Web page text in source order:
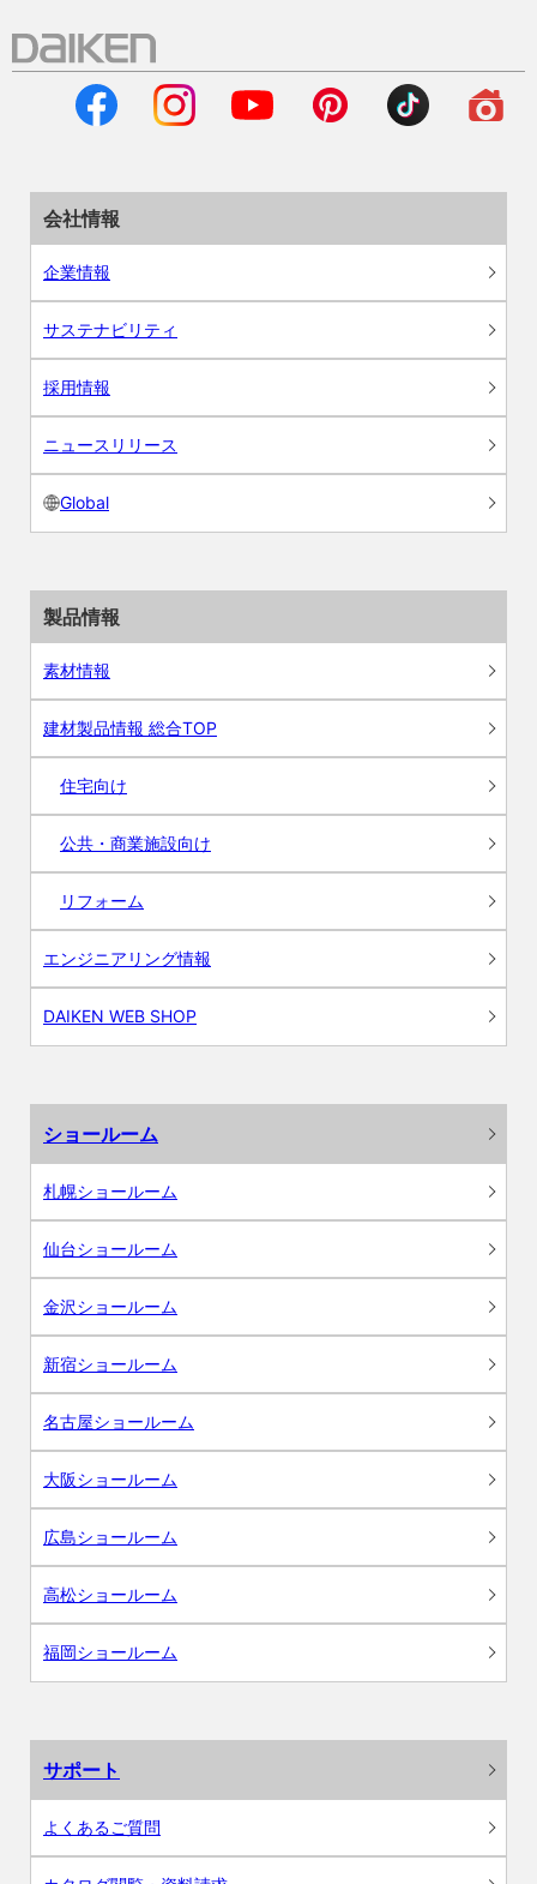
会社情報
企業情報
サステナビリティ
採用情報
ニュースリリース
Global
製品情報
素材情報
建材製品情報 総合TOP
住宅向け
公共・商業施設向け
リフォーム
エンジニアリング情報
DAIKEN WEB SHOP
ショールーム
札幌ショールーム
仙台ショールーム
金沢ショールーム
新宿ショールーム
名古屋ショールーム
大阪ショールーム
広島ショールーム
高松ショールーム
福岡ショールーム
サポート
よくあるご質問